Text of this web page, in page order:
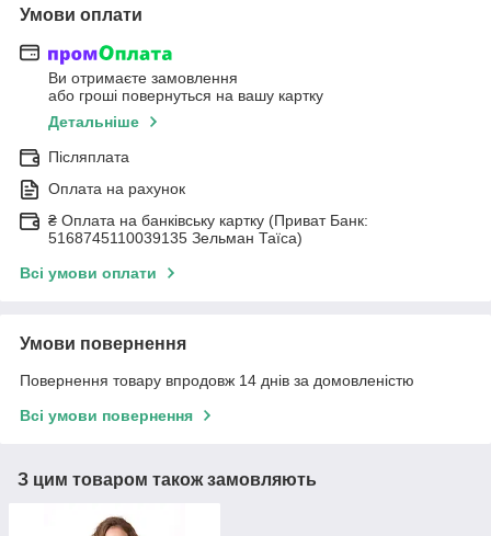
Умови оплати
Ви отримаєте замовлення
або гроші повернуться на вашу картку
Детальніше
Післяплата
Оплата на рахунок
₴ Оплата на банківську картку (Приват Банк:
5168745110039135 Зельман Таїса)
Всі умови оплати
Умови повернення
Повернення товару впродовж 14 днів за домовленістю
Всі умови повернення
З цим товаром також замовляють